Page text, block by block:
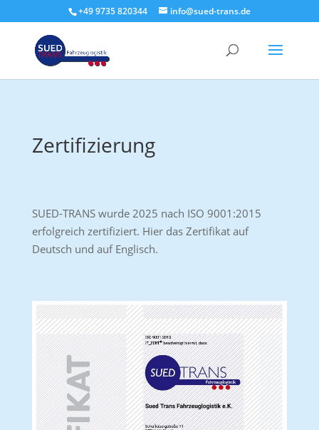
+49 9735 820344 info@sued-trans.de
Zertifizierung
SUED-TRANS wurde 2025 nach ISO 9001:2015
erfolgreich zertifiziert. Hier das Zertifikat auf
Deutsch und auf Englisch.